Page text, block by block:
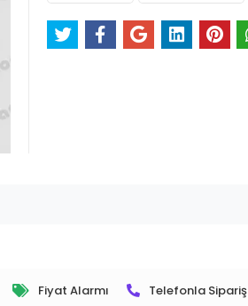
Fiyat Alarmı Telefonla Sipariş